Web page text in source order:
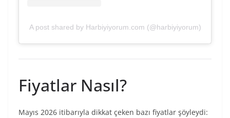
A post shared by Harbiyiyorum.com (@harbiyiyorum)
Fiyatlar Nasıl?
Mayıs 2026 itibarıyla dikkat çeken bazı fiyatlar şöyleydi: